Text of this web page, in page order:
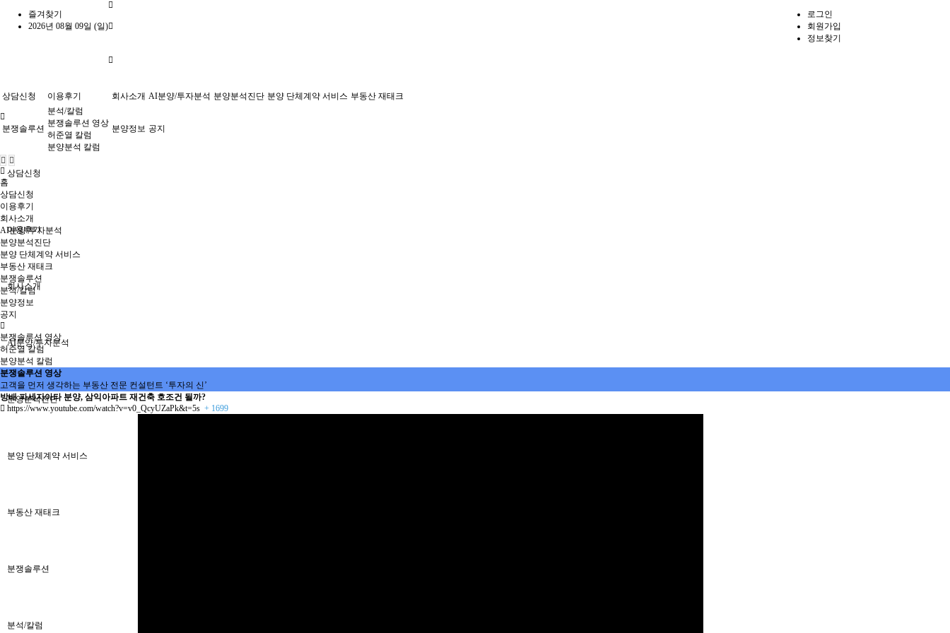
즐겨찾기
2026년 08월 09일 (일)
로그인
회원가입
정보찾기
상담신청
이용후기
회사소개
AI분양/투자분석
분양분석진단
분양 단체계약 서비스
부동산 재태크
분쟁솔루션
분석/칼럼
상담신청 이용후기 회사소개 AI분양/투자분석 분양분석진단 분양 단체계약 서비스 부동산 재태크
분쟁솔루션
분석/칼럼
분쟁솔루션 영상
허준열 칼럼
분양분석 칼럼
분양정보 공지
홈
상담신청
이용후기
회사소개
AI분양/투자분석
분양분석진단
분양 단체계약 서비스
부동산 재태크
분쟁솔루션
분석/칼럼
분양정보
공지
분쟁솔루션 영상
허준열 칼럼
분양분석 칼럼
분쟁솔루션 영상
고객을 먼저 생각하는 부동산 전문 컨설턴트 ‘투자의 신’
방배 파세지아타 분양, 삼익아파트 재건축 호조건 될까?
https://www.youtube.com/watch?v=v0_QcyUZaPk&t=5s + 1699